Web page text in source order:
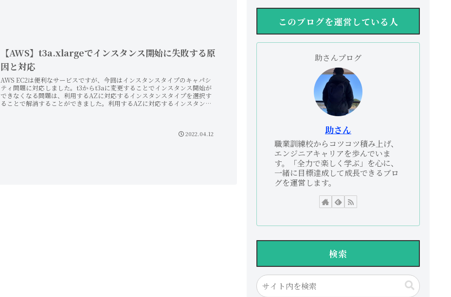
【AWS】t3a.xlargeでインスタンス開始に失敗する原
因と対応
AWS EC2は便利なサービスですが、今回はインスタンスタイプのキャパシ
ティ問題に対応しました。t3からt3aに変更することでインスタンス開始が
できなくなる問題は、利用するAZに対応するインスタンスタイプを選択す
ることで解消することができました。利用するAZに対応するインスタンス
2022.04.12
このブログを運営している人
助さんプログ
助さん
職業訓練校からコツコツ積み上げ、
エンジニアキャリアを歩んでいま
す。「全力で楽しく学ぶ」を心に、
一緒に目標達成して成長できるブロ
グを運営します。
検索